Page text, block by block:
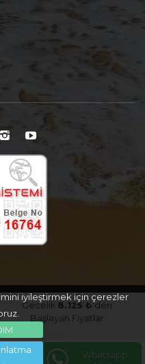
iyileştirmek için çerezler
Gecelik 8.125 ₺'den
Başlayan Fiyatlar
Whatsapp